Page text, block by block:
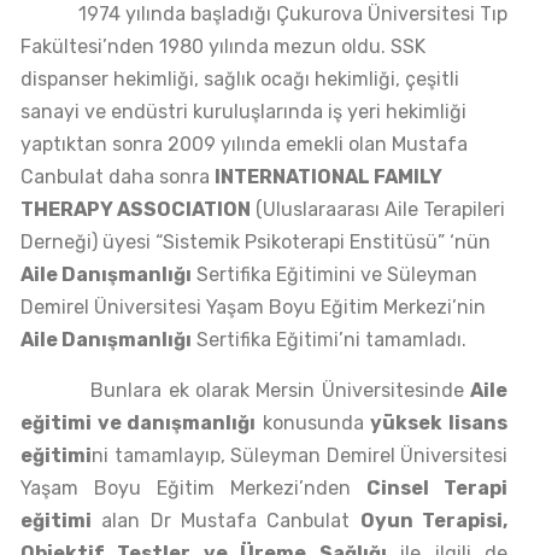
1974 yılında başladığı Çukurova Üniversitesi Tıp
Fakültesi’nden 1980 yılında mezun oldu. SSK
dispanser hekimliği, sağlık ocağı hekimliği, çeşitli
sanayi ve endüstri kuruluşlarında iş yeri hekimliği
yaptıktan sonra 2009 yılında emekli olan Mustafa
Canbulat daha sonra INTERNATIONAL FAMILY
THERAPY ASSOCIATION (Uluslaraarası Aile Terapileri
Derneği) üyesi “Sistemik Psikoterapi Enstitüsü” ‘nün
Aile Danışmanlığı Sertifika Eğitimini ve Süleyman
Demirel Üniversitesi Yaşam Boyu Eğitim Merkezi’nin
Aile Danışmanlığı Sertifika Eğitimi’ni tamamladı.
Bunlara ek olarak Mersin Üniversitesinde Aile
eğitimi ve danışmanlığı konusundayüksek lisans
eğitimini tamamlayıp, Süleyman Demirel Üniversitesi
Yaşam Boyu Eğitim Merkezi’nden Cinsel Terapi
eğitimi alan Dr Mustafa Canbulat Oyun Terapisi,